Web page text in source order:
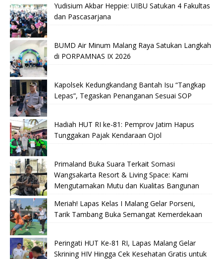
Yudisium Akbar Heppie: UIBU Satukan 4 Fakultas
dan Pascasarjana
BUMD Air Minum Malang Raya Satukan Langkah
di PORPAMNAS IX 2026
Kapolsek Kedungkandang Bantah Isu “Tangkap
Lepas”, Tegaskan Penanganan Sesuai SOP
Hadiah HUT RI ke-81: Pemprov Jatim Hapus
Tunggakan Pajak Kendaraan Ojol
Primaland Buka Suara Terkait Somasi
Wangsakarta Resort & Living Space: Kami
Mengutamakan Mutu dan Kualitas Bangunan
Meriah! Lapas Kelas I Malang Gelar Porseni,
Tarik Tambang Buka Semangat Kemerdekaan
Peringati HUT Ke-81 RI, Lapas Malang Gelar
Skrining HIV Hingga Cek Kesehatan Gratis untuk